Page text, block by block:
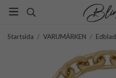
Startsida / VARUMÄRKEN / Edblad